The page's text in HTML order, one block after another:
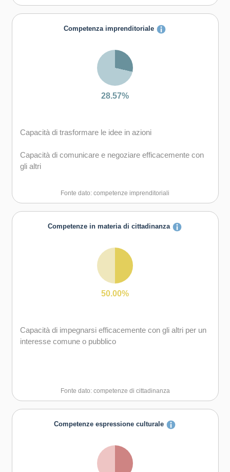
Capacità di gestire il proprio apprendimento e la propria
Competenza imprenditoriale
28.57%
Capacità di trasformare le idee in azioni
Capacità di comunicare e negoziare efficacemente con
gli altri
Capacità di essere proattivi e lungimiranti
Capacità di motivare gli altri e valorizzare le loro idee, di
provare empatia
Fonte dato: competenze imprenditoriali
Competenze in materia di cittadinanza
50.00%
Capacità di impegnarsi efficacemente con gli altri per un
interesse comune o pubblico
Fonte dato: competenze di cittadinanza
Competenze espressione culturale